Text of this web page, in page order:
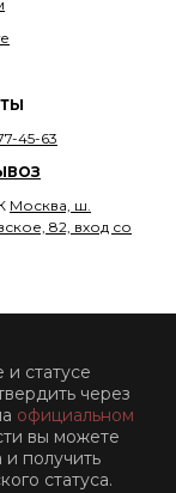
45-63
Москва, ш.
82, вход со
статусе
через
официальном
вы можете
получить
статуса.